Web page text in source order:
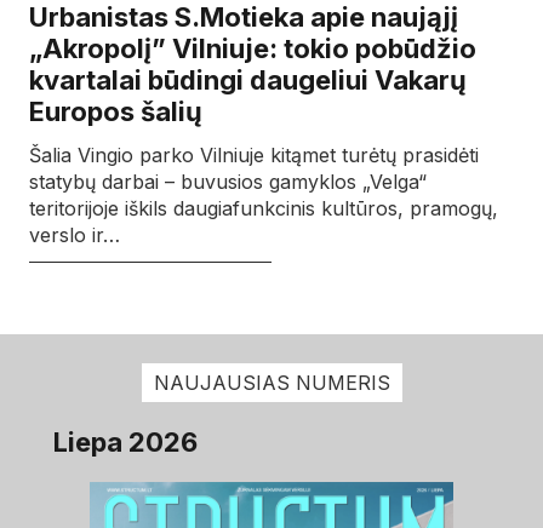
Urbanistas S.Motieka apie naująjį
„Akropolį” Vilniuje: tokio pobūdžio
kvartalai būdingi daugeliui Vakarų
Europos šalių
Šalia Vingio parko Vilniuje kitąmet turėtų prasidėti
statybų darbai – buvusios gamyklos „Velga“
teritorijoje iškils daugiafunkcinis kultūros, pramogų,
verslo ir…
NAUJAUSIAS NUMERIS
Liepa 2026